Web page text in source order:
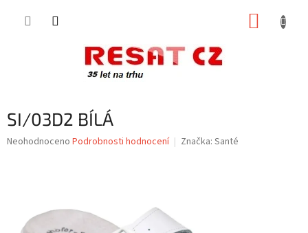
SI/03D2 BÍLÁ
Průměrné
Neohodnoceno Podrobnosti hodnocení Značka: Santé